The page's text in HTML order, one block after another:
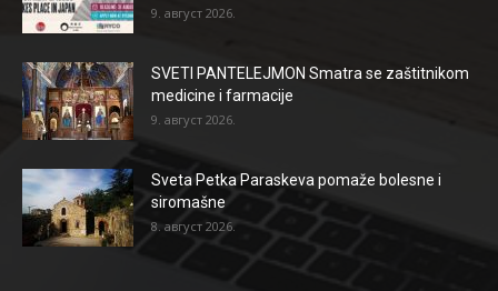
9. август 2026.
SVETI PANTELEJMON Smatra se zaštitnikom
medicine i farmacije
9. август 2026.
Sveta Petka Paraskeva pomaže bolesne i
siromašne
8. август 2026.